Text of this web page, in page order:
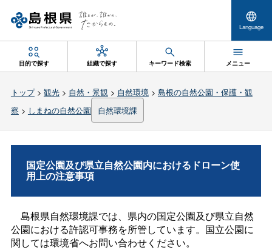
Language
目的で探す 組織で探す キーワード検索 メニュー
トップ> 観光> 自然・景観> 自然環境> 島根の自然公園・保護・観
察 > しまねの自然公園 自然環境課
国定公園及び県立自然公園内におけるドローン使
用上の注意事項
島根県自然環境課では、県内の国定公園及び県立自然
公園における許認可事務を所管しています。国立公園に
関しては環境省へお問い合わせください。